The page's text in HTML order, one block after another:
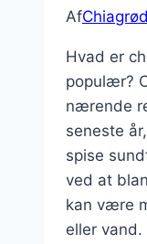
Af
Hvad er
populær?
nærende
seneste
spise
ved at
kan være
eller